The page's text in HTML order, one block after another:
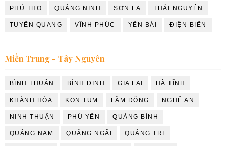
PHÚ THỌ QUẢNG NINH SƠN LA THÁI NGUYÊN
TUYÊN QUANG VĨNH PHÚC YÊN BÁI ĐIỆN BIÊN
Miền Trung - Tây Nguyên
BÌNH THUẬN BÌNH ĐỊNH GIA LAI HÀ TĨNH
KHÁNH HÒA KON TUM LÂM ĐỒNG NGHỆ AN
NINH THUẬN PHÚ YÊN QUẢNG BÌNH
QUẢNG NAM QUẢNG NGÃI QUẢNG TRỊ